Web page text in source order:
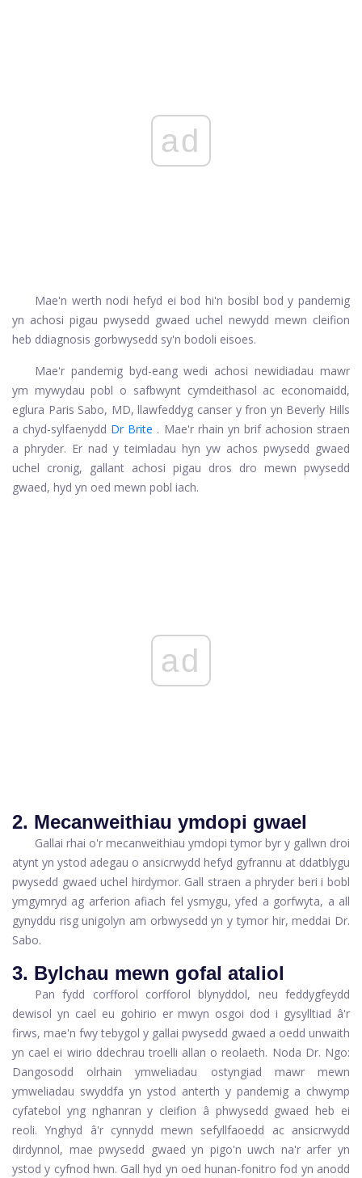
ad
Mae'n werth nodi hefyd ei bod hi'n bosibl bod y pandemig
yn achosi pigau pwysedd gwaed uchel newydd mewn cleifion
heb ddiagnosis gorbwysedd sy'n bodoli eisoes.
Mae'r pandemig byd-eang wedi achosi newidiadau mawr
ym mywydau pobl o safbwynt cymdeithasol ac economaidd,
eglura Paris Sabo, MD, llawfeddyg canser y fron yn Beverly Hills
a chyd-sylfaenydd Dr Brite . Mae'r rhain yn brif achosion straen
a phryder. Er nad y teimladau hyn yw achos pwysedd gwaed
uchel cronig, gallant achosi pigau dros dro mewn pwysedd
gwaed, hyd yn oed mewn pobl iach.
ad
2. Mecanweithiau ymdopi gwael
Gallai rhai o'r mecanweithiau ymdopi tymor byr y gallwn droi
atynt yn ystod adegau o ansicrwydd hefyd gyfrannu at ddatblygu
pwysedd gwaed uchel hirdymor. Gall straen a phryder beri i bobl
ymgymryd ag arferion afiach fel ysmygu, yfed a gorfwyta, a all
gynyddu risg unigolyn am orbwysedd yn y tymor hir, meddai Dr.
Sabo.
3. Bylchau mewn gofal ataliol
Pan fydd corfforol corfforol blynyddol, neu feddygfeydd
dewisol yn cael eu gohirio er mwyn osgoi dod i gysylltiad â'r
firws, mae'n fwy tebygol y gallai pwysedd gwaed a oedd unwaith
yn cael ei wirio ddechrau troelli allan o reolaeth. Noda Dr. Ngo:
Dangosodd olrhain ymweliadau ostyngiad mawr mewn
ymweliadau swyddfa yn ystod anterth y pandemig a chwymp
cyfatebol yng nghanran y cleifion â phwysedd gwaed heb ei
reoli. Ynghyd â'r cynnydd mewn sefyllfaoedd ac ansicrwydd
dirdynnol, mae pwysedd gwaed yn pigo'n uwch na'r arfer yn
ystod y cyfnod hwn. Gall hyd yn oed hunan-fonitro fod yn anodd